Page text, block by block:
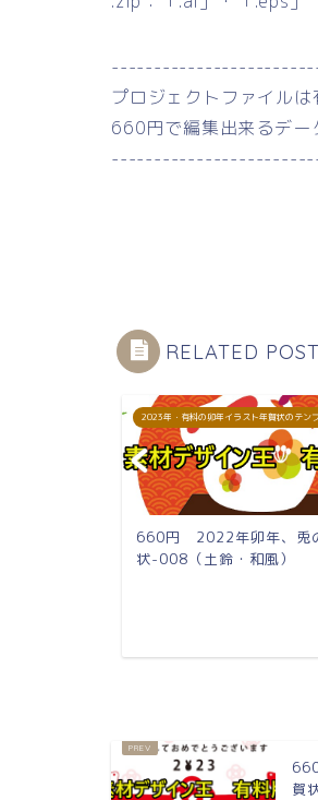
プロジェクトファイル
660円で編集出来るデー
RELATED POST
2023年・有料の卯年イラスト年賀状のテン
660円 2022年卯年、兎
状-008（土鈴・和風）
賀